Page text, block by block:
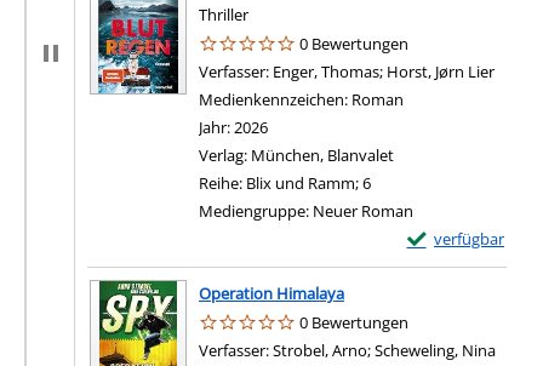
Thriller
0 Bewertungen
Verfasser: Enger, Thomas; Horst, Jørn Lier
Medienkennzeichen: Roman
Jahr:2026
Verlag: München, Blanvalet
Reihe: Blix und Ramm; 6
Mediengruppe: Neuer Roman
verfügbar
Exemplar-Details
Operation Himalaya
0 Bewertungen
Verfasser:Strobel, Arno;Scheweling, Nina